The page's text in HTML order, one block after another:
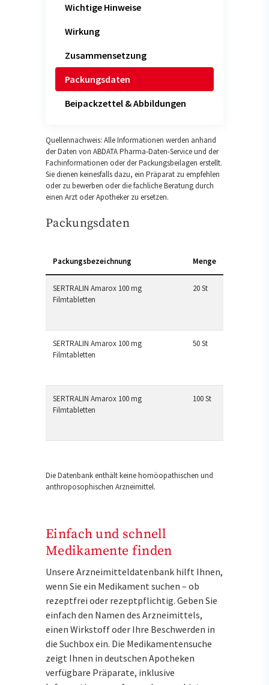
Wichtige Hinweise
Wirkung
Zusammensetzung
Packungsdaten
Beipackzettel & Abbildungen
Quellennachweis: Alle Informationen werden anhand
der Daten von ABDATA Pharma-Daten-Service und der
Fachinformationen oder der Packungsbeilagen erstellt.
Sie dienen keinesfalls dazu, ein Präparat zu empfehlen
oder zu bewerben oder die fachliche Beratung durch
einen Arzt oder Apotheker zu ersetzen.
Packungsdaten
Packungsbezeichnung Menge
SERTRALIN Amarox 100 mg
Filmtabletten
20 St
SERTRALIN Amarox 100 mg
Filmtabletten
50 St
SERTRALIN Amarox 100 mg
Filmtabletten
100 St
Die Datenbank enthält keine homöopathischen und
anthroposophischen Arzneimittel.
Einfach und schnell
Medikamente finden
Unsere Arzneimitteldatenbank hilft Ihnen,
wenn Sie ein Medikament suchen – ob
rezeptfrei oder rezeptpflichtig. Geben Sie
einfach den Namen des Arzneimittels,
einen Wirkstoff oder Ihre Beschwerden in
die Suchbox ein. Die Medikamentensuche
zeigt Ihnen in deutschen Apotheken
verfügbare Präparate, inklusive